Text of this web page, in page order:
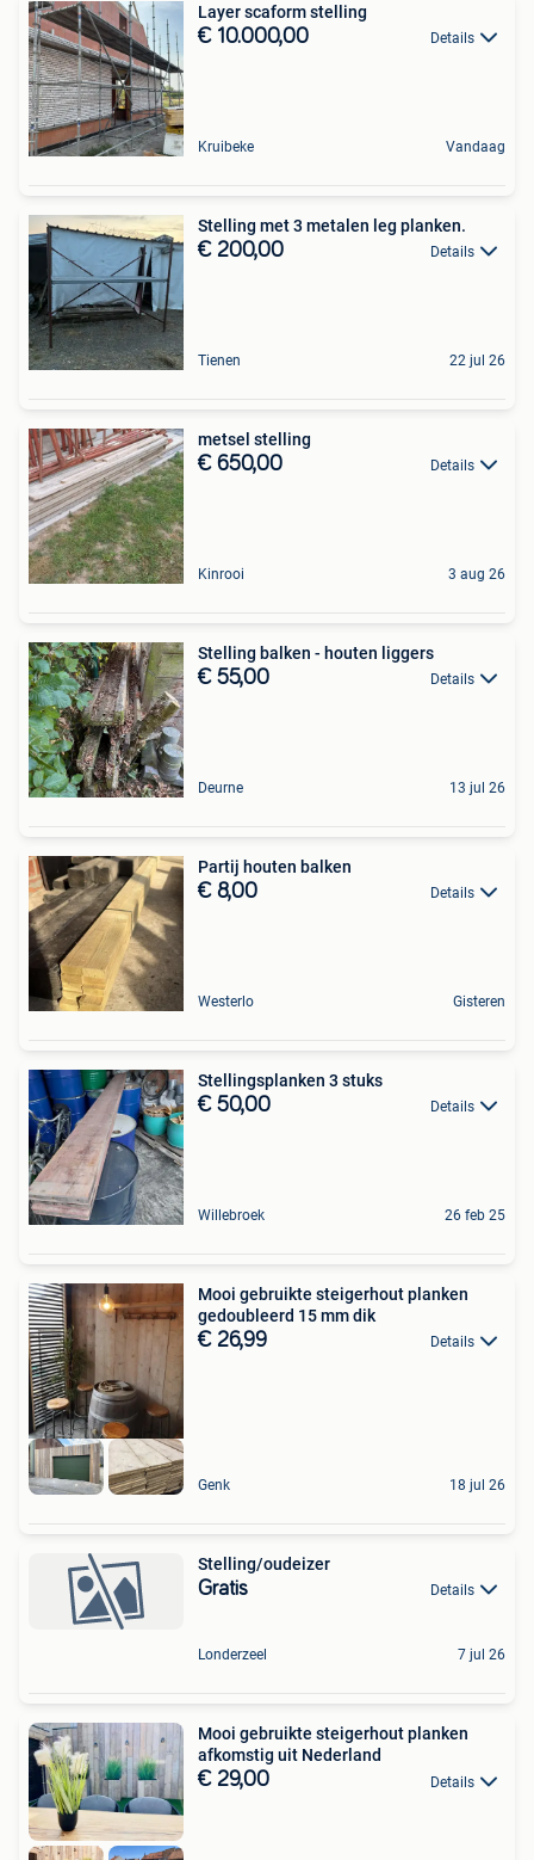
Layer scaform stelling
€ 10.000,00 Details
Kruibeke Vandaag
Stelling met 3 metalen leg planken.
€ 200,00 Details
Tienen 22 jul 26
metsel stelling
€ 650,00 Details
Kinrooi 3 aug 26
Stelling balken - houten liggers
€ 55,00 Details
Deurne 13 jul 26
Partij houten balken
€ 8,00 Details
Westerlo Gisteren
Stellingsplanken 3 stuks
€ 50,00 Details
Willebroek 26 feb 25
Mooi gebruikte steigerhout planken
gedoubleerd 15 mm dik
€ 26,99 Details
Genk 18 jul 26
Stelling/oudeizer
Gratis Details
Londerzeel 7 jul 26
Mooi gebruikte steigerhout planken
afkomstig uit Nederland
€ 29,00 Details